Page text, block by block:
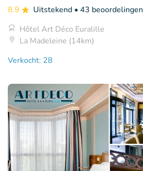
8.9 Uitstekend • 43 beoordelingen
Hôtel Art Déco Euralille
La Madeleine (14km)
Verkocht: 28